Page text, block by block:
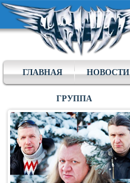
ГЛАВНАЯ НОВОСТИ
ГРУППА